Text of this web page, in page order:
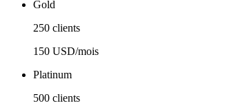
Gold
250 clients
150 USD/mois
Platinum
500 clients